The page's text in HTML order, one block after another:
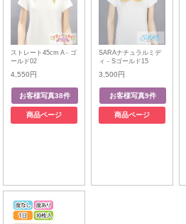
ストレート45cm A - ゴ
ールド02
4,550円
商品ページ
SARAナチュラルミデ
ィ - Sゴールド15
3,500円
商品ページ